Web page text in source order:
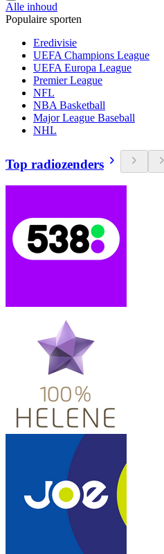
Alle inhoud
Populaire sporten
Eredivisie
UEFA Champions League
UEFA Europa League
Premier League
NFL
NBA Basketball
Major League Baseball
NHL
Top radiozenders